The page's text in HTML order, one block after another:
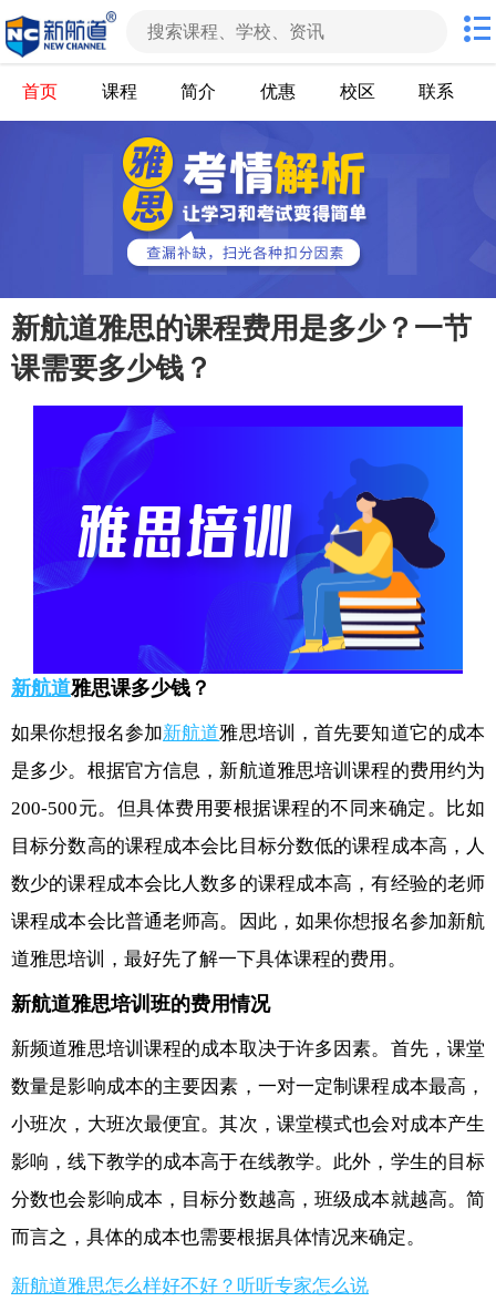
首页 课程 简介 优惠 校区 联系
新航道雅思的课程费用是多少？一节
课需要多少钱？
新航道雅思课多少钱？
如果你想报名参加新航道雅思培训，首先要知道它的成本
是多少。根据官方信息，新航道雅思培训课程的费用约为
200-500元。但具体费用要根据课程的不同来确定。比如
目标分数高的课程成本会比目标分数低的课程成本高，人
数少的课程成本会比人数多的课程成本高，有经验的老师
课程成本会比普通老师高。因此，如果你想报名参加新航
道雅思培训，最好先了解一下具体课程的费用。
新航道雅思培训班的费用情况
新频道雅思培训课程的成本取决于许多因素。首先，课堂
数量是影响成本的主要因素，一对一定制课程成本最高，
小班次，大班次最便宜。其次，课堂模式也会对成本产生
影响，线下教学的成本高于在线教学。此外，学生的目标
分数也会影响成本，目标分数越高，班级成本就越高。简
而言之，具体的成本也需要根据具体情况来确定。
新航道雅思怎么样好不好？听听专家怎么说